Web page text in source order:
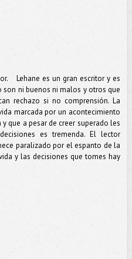
Lehane es un gran escritor y es
ni buenos ni malos y otros que
rechazo si no comprensión. La
marcada por un acontecimiento
que a pesar de creer superado les
es tremenda. El lector
paralizado por el espanto de la
y las decisiones que tomes hay